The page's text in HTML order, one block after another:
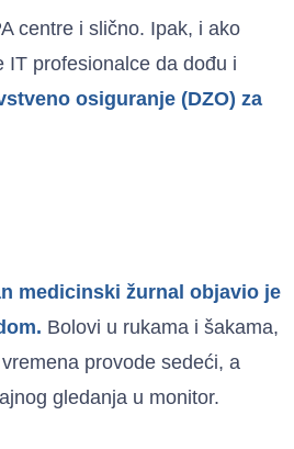
centre i slično. Ipak, i ako
IT profesionalce da dođu i
osiguranje (DZO) za
medicinski žurnal objavio je
Bolovi u rukama i šakama,
provode sedeći, a
gledanja u monitor.